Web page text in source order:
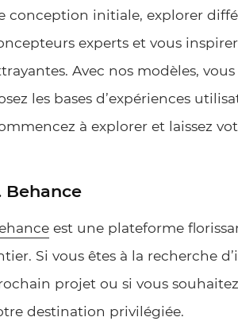
conception initiale, explorer
experts et vous
Avec nos modèles,
les bases d’expériences
à explorer et laissez
Behance
est une plateforme
Si vous êtes à la recherche
projet ou si vous
destination privilégiée.